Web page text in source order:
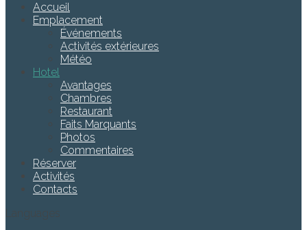
Accueil
Emplacement
Événements
Activités extérieures
Météo
Hotel
Avantages
Chambres
Restaurant
Faits Marquants
Photos
Commentaires
Réserver
Activités
Contacts